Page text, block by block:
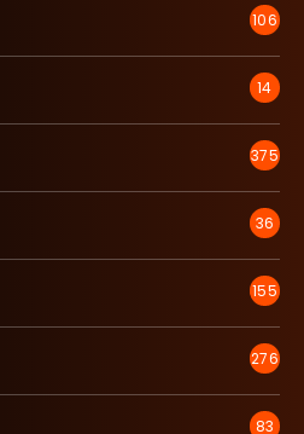
106
14
375
36
155
276
83